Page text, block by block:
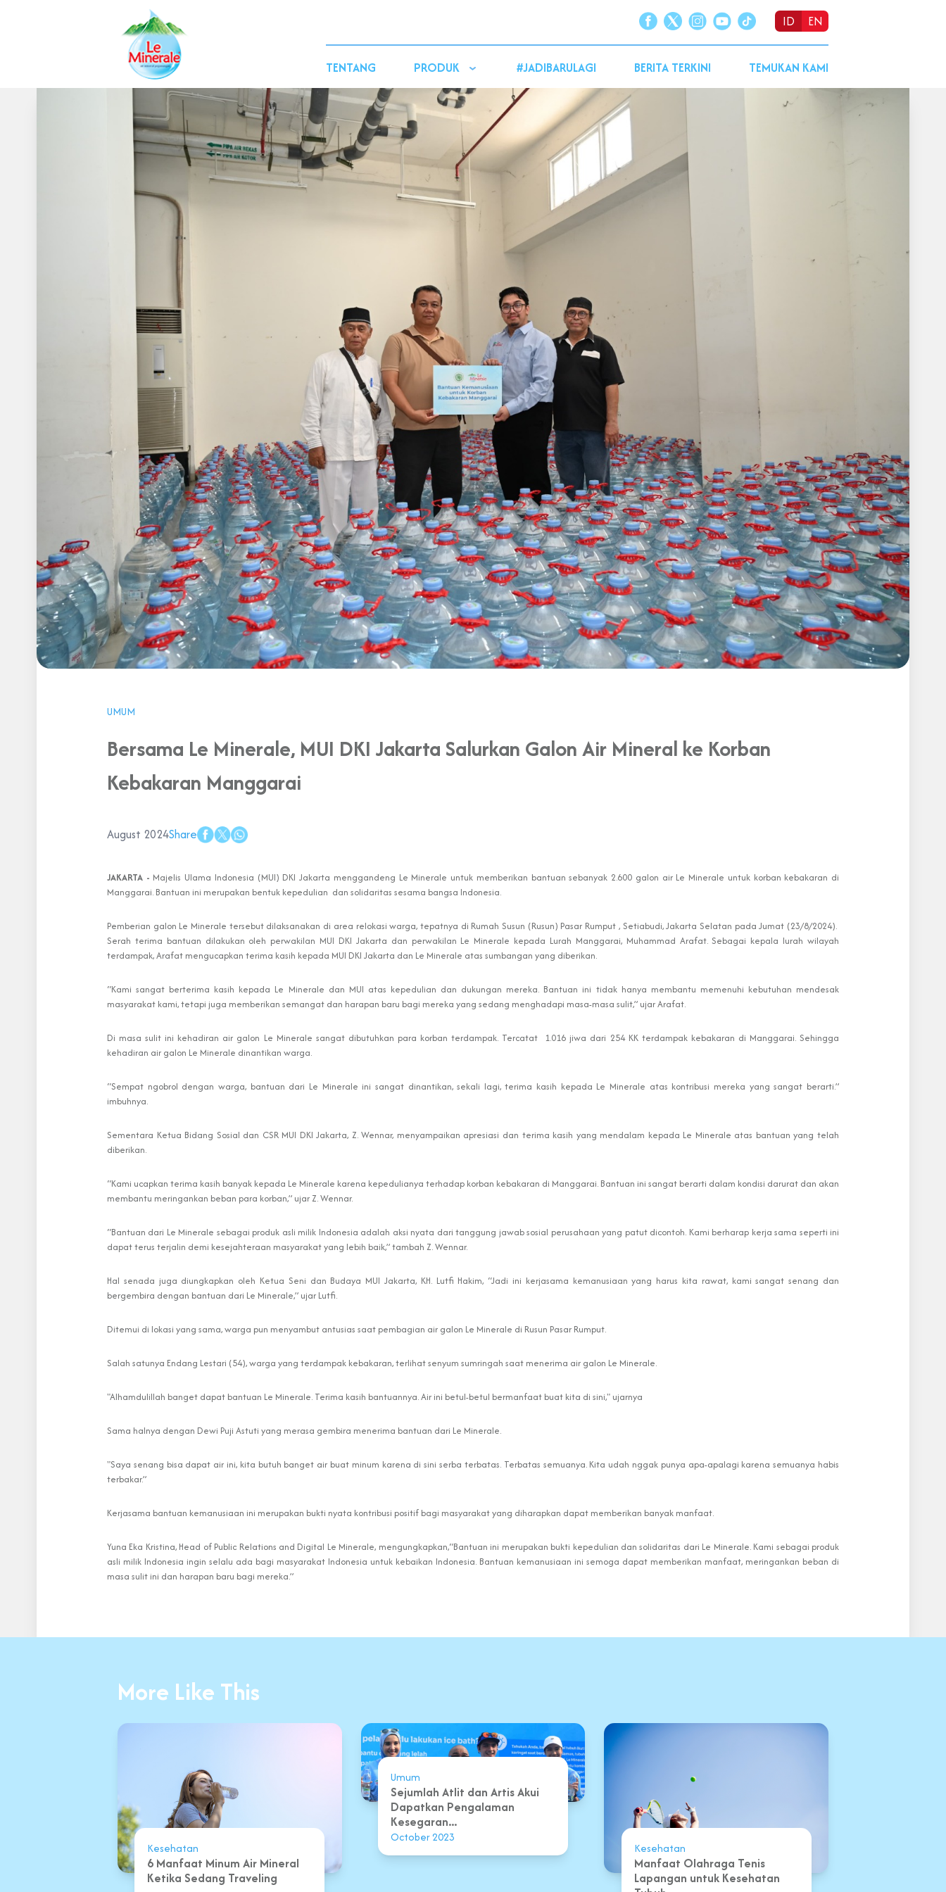
ID EN
TENTANG PRODUK #JADIBARULAGI BERITA TERKINI TEMUKAN KAMI
UMUM
Bersama Le Minerale, MUI DKI Jakarta Salurkan Galon Air Mineral ke Korban
Kebakaran Manggarai
August 2024Share
JAKARTA - Majelis Ulama Indonesia (MUI) DKI Jakarta menggandeng Le Minerale untuk memberikan bantuan sebanyak 2.600 galon air Le Minerale untuk korban kebakaran di
Manggarai. Bantuan ini merupakan bentuk kepedulian dan solidaritas sesama bangsa Indonesia.
Pemberian galon Le Minerale tersebut dilaksanakan di area relokasi warga, tepatnya di Rumah Susun (Rusun) Pasar Rumput , Setiabudi, Jakarta Selatan pada Jumat (23/8/2024).
Serah terima bantuan dilakukan oleh perwakilan MUI DKI Jakarta dan perwakilan Le Minerale kepada Lurah Manggarai, Muhammad Arafat. Sebagai kepala lurah wilayah
terdampak, Arafat mengucapkan terima kasih kepada MUI DKI Jakarta dan Le Minerale atas sumbangan yang diberikan.
“Kami sangat berterima kasih kepada Le Minerale dan MUI atas kepedulian dan dukungan mereka. Bantuan ini tidak hanya membantu memenuhi kebutuhan mendesak
masyarakat kami, tetapi juga memberikan semangat dan harapan baru bagi mereka yang sedang menghadapi masa-masa sulit,” ujar Arafat.
Di masa sulit ini kehadiran air galon Le Minerale sangat dibutuhkan para korban terdampak. Tercatat 1.016 jiwa dari 254 KK terdampak kebakaran di Manggarai. Sehingga
kehadiran air galon Le Minerale dinantikan warga.
“Sempat ngobrol dengan warga, bantuan dari Le Minerale ini sangat dinantikan, sekali lagi, terima kasih kepada Le Minerale atas kontribusi mereka yang sangat berarti.”
imbuhnya.
Sementara Ketua Bidang Sosial dan CSR MUI DKI Jakarta, Z. Wennar, menyampaikan apresiasi dan terima kasih yang mendalam kepada Le Minerale atas bantuan yang telah
diberikan.
“Kami ucapkan terima kasih banyak kepada Le Minerale karena kepedulianya terhadap korban kebakaran di Manggarai. Bantuan ini sangat berarti dalam kondisi darurat dan akan
membantu meringankan beban para korban,” ujar Z. Wennar.
“Bantuan dari Le Minerale sebagai produk asli milik Indonesia adalah aksi nyata dari tanggung jawab sosial perusahaan yang patut dicontoh. Kami berharap kerja sama seperti ini
dapat terus terjalin demi kesejahteraan masyarakat yang lebih baik,” tambah Z. Wennar.
Hal senada juga diungkapkan oleh Ketua Seni dan Budaya MUI Jakarta, KH. Lutfi Hakim, “Jadi ini kerjasama kemanusiaan yang harus kita rawat, kami sangat senang dan
bergembira dengan bantuan dari Le Minerale,” ujar Lutfi.
Ditemui di lokasi yang sama, warga pun menyambut antusias saat pembagian air galon Le Minerale di Rusun Pasar Rumput.
Salah satunya Endang Lestari (54), warga yang terdampak kebakaran, terlihat senyum sumringah saat menerima air galon Le Minerale.
"Alhamdulillah banget dapat bantuan Le Minerale. Terima kasih bantuannya. Air ini betul-betul bermanfaat buat kita di sini," ujarnya
Sama halnya dengan Dewi Puji Astuti yang merasa gembira menerima bantuan dari Le Minerale.
"Saya senang bisa dapat air ini, kita butuh banget air buat minum karena di sini serba terbatas. Terbatas semuanya. Kita udah nggak punya apa-apalagi karena semuanya habis
terbakar.”
Kerjasama bantuan kemanusiaan ini merupakan bukti nyata kontribusi positif bagi masyarakat yang diharapkan dapat memberikan banyak manfaat.
Yuna Eka Kristina, Head of Public Relations and Digital Le Minerale, mengungkapkan,“Bantuan ini merupakan bukti kepedulian dan solidaritas dari Le Minerale. Kami sebagai produk
asli milik Indonesia ingin selalu ada bagi masyarakat Indonesia untuk kebaikan Indonesia. Bantuan kemanusiaan ini semoga dapat memberikan manfaat, meringankan beban di
masa sulit ini dan harapan baru bagi mereka.”
More Like This
Kesehatan
6 Manfaat Minum Air Mineral
Ketika Sedang Traveling
Umum
Sejumlah Atlit dan Artis Akui
Dapatkan Pengalaman
Kesegaran...
October 2023
Kesehatan
Manfaat Olahraga Tenis
Lapangan untuk Kesehatan